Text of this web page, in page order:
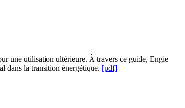
une utilisation ultérieure. À travers ce guide, Engie
dans la transition énergétique. [pdf]